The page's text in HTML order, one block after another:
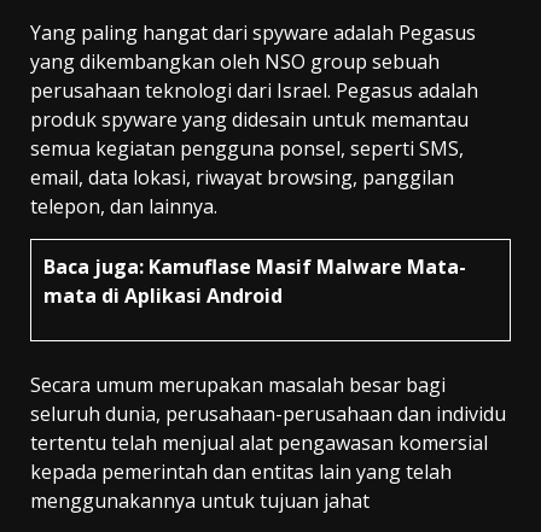
Yang paling hangat dari spyware adalah Pegasus
yang dikembangkan oleh NSO group sebuah
perusahaan teknologi dari Israel. Pegasus adalah
produk spyware yang didesain untuk memantau
semua kegiatan pengguna ponsel, seperti SMS,
email, data lokasi, riwayat browsing, panggilan
telepon, dan lainnya.
Baca juga: Kamuflase Masif Malware Mata-
mata di Aplikasi Android
Secara umum merupakan masalah besar bagi
seluruh dunia, perusahaan-perusahaan dan individu
tertentu telah menjual alat pengawasan komersial
kepada pemerintah dan entitas lain yang telah
menggunakannya untuk tujuan jahat